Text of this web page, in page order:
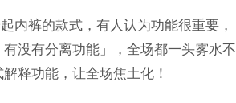
内裤的款式，有人认为功能很重要，
没有分离功能」，全场都一头雾水不
释功能，让全场焦土化！